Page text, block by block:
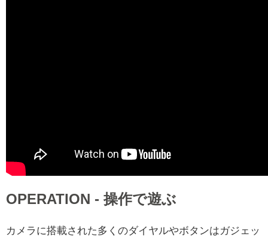
OPERATION - 操作で遊ぶ
カメラに搭載された多くのダイヤルやボタンはガジェッ